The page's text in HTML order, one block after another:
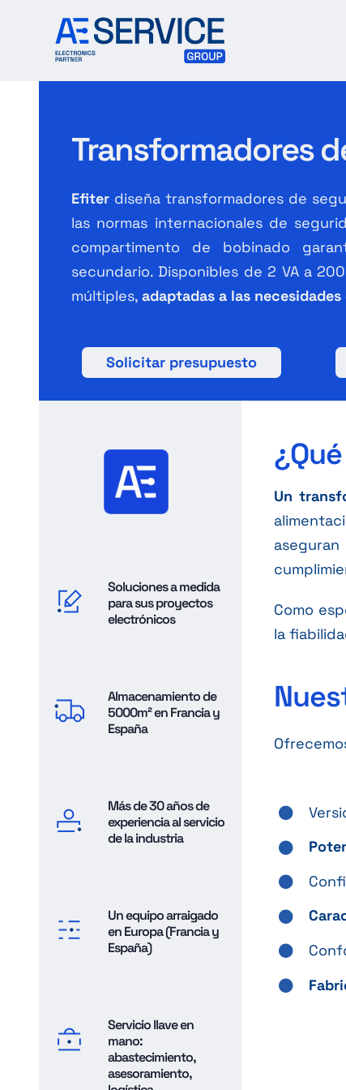
content
Transformadores
Efiter diseña transformadores de
las normas internacionales de
compartimento de bobinado
secundario. Disponibles de 2 VA a
múltiples, adaptadas a las
Solicitar presupuesto
Soluciones a medida
para sus proyectos
electrónicos
Almacenamiento de
5000m² en Francia y
España
Más de 30 años de
experiencia al servicio
de la industria
Un equipo arraigado
en Europa (Francia y
España)
Servicio llave en
mano:
abastecimiento,
asesoramiento,
Un
Como
la